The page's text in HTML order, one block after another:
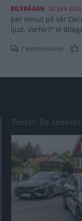
BILFRÅGAN 10 juni 2011
per minut på vår
ljud. Varför?" Vi
7 kommentarer